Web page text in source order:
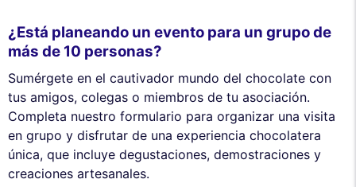
¿Está planeando un evento para un grupo de
más de 10 personas?
Sumérgete en el cautivador mundo del chocolate con
tus amigos, colegas o miembros de tu asociación.
Completa nuestro formulario para organizar una visita
en grupo y disfrutar de una experiencia chocolatera
única, que incluye degustaciones, demostraciones y
creaciones artesanales.